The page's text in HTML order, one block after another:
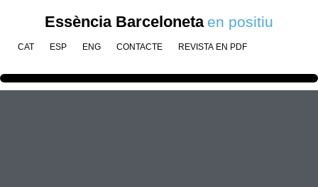
Essència Barceloneta en positiu
CAT ESP ENG CONTACTE REVISTA EN PDF